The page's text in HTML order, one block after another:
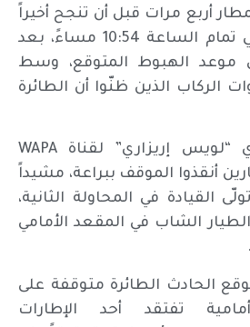
أربع مرات قبل أن تنجح أخيراً
في الهبوط الآمن في تمام الساعة 10:54 مساءً، بعد
موعد الهبوط المتوقع، وسط
الركاب الذين ظنّوا أن الطائرة
وأكد المحقق الجوي “لويس إريزاري” لقناة WAPA
أنقذوا الموقف ببراعة، مشيداً
القيادة في المحاولة الثانية،
الشاب في المقعد الأمامي
الحادث الطائرة متوقفة على
تفتقد أحد الإطارات